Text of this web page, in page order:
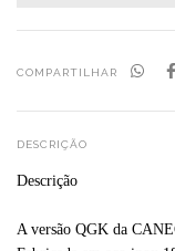
COMPARTILHAR
DESCRIÇÃO
Descrição
A versão QGK da